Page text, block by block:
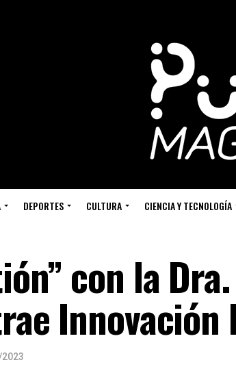
DEPORTES CULTURA CIENCIA Y TECNOLOGÍA
con la
Innovación